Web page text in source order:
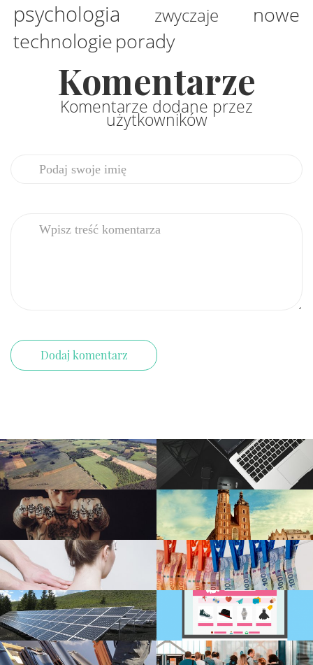
psychologia zwyczaje
nowe
technologieporady
Komentarze
Komentarze dodane przez
użytkowników